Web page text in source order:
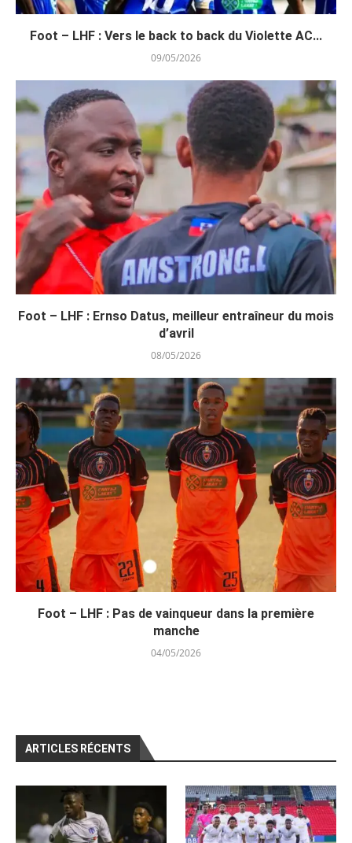
Foot – LHF : Vers le back to back du Violette AC...
09/05/2026
Foot – LHF : Ernso Datus, meilleur entraîneur du mois
d’avril
08/05/2026
Foot – LHF : Pas de vainqueur dans la première
manche
04/05/2026
ARTICLES RÉCENTS